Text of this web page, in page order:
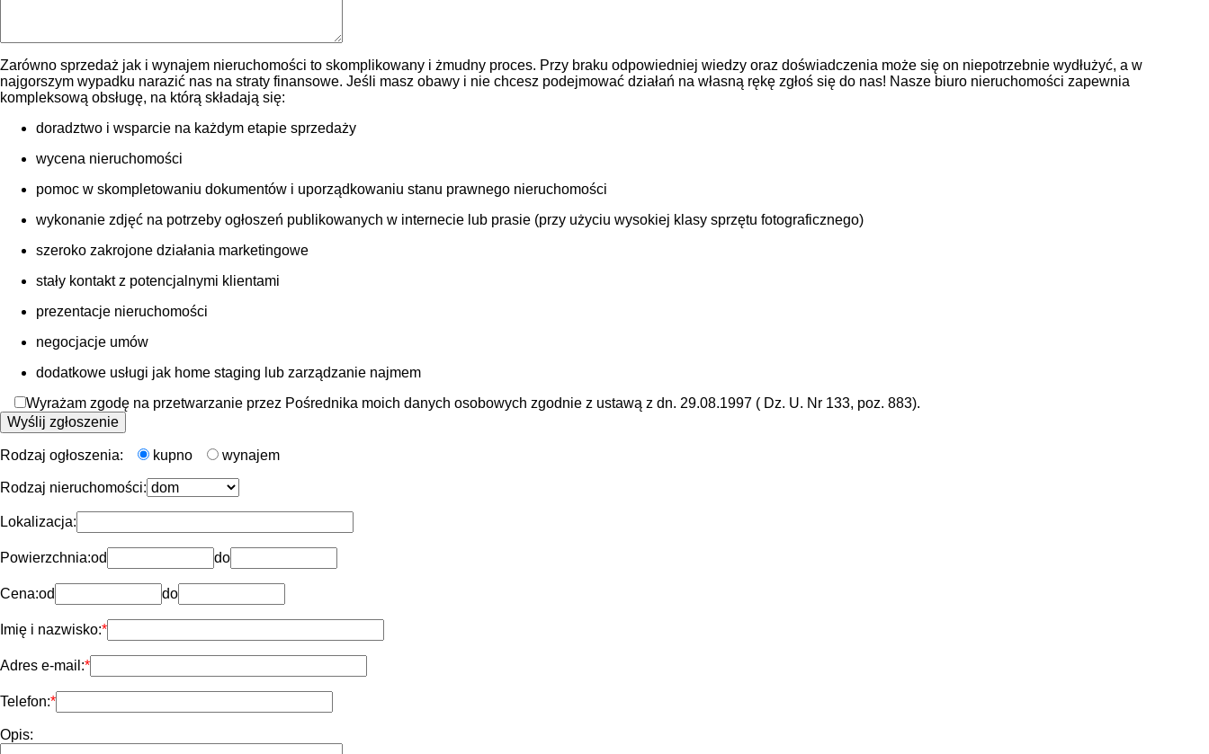
Zarówno sprzedaż jak i wynajem nieruchomości to skomplikowany i żmudny proces. Przy braku odpowiedniej wiedzy oraz doświadczenia może się on niepotrzebnie wydłużyć, a w
najgorszym wypadku narazić nas na straty finansowe. Jeśli masz obawy i nie chcesz podejmować działań na własną rękę zgłoś się do nas! Nasze biuro nieruchomości zapewnia
kompleksową obsługę, na którą składają się:
doradztwo i wsparcie na każdym etapie sprzedaży
wycena nieruchomości
pomoc w skompletowaniu dokumentów i uporządkowaniu stanu prawnego nieruchomości
wykonanie zdjęć na potrzeby ogłoszeń publikowanych w internecie lub prasie (przy użyciu wysokiej klasy sprzętu fotograficznego)
szeroko zakrojone działania marketingowe
stały kontakt z potencjalnymi klientami
prezentacje nieruchomości
negocjacje umów
dodatkowe usługi jak home staging lub zarządzanie najmem
Wyrażam zgodę na przetwarzanie przez Pośrednika moich danych osobowych zgodnie z ustawą z dn. 29.08.1997 ( Dz. U. Nr 133, poz. 883).
Rodzaj ogłoszenia: kupno wynajem
Rodzaj nieruchomości:
Lokalizacja:
Powierzchnia:od do
Cena:od do
Imię i nazwisko:
Adres e-mail:
Telefon:
Opis: